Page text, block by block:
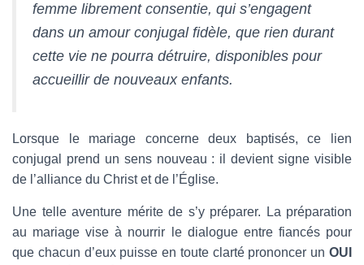
femme librement consentie, qui s’engagent
dans un amour conjugal fidèle, que rien durant
cette vie ne pourra détruire, disponibles pour
accueillir de nouveaux enfants.
Lorsque le mariage concerne deux baptisés, ce lien
conjugal prend un sens nouveau : il devient signe visible
de l’alliance du Christ et de l’Église.
Une telle aventure mérite de s’y préparer. La préparation
au mariage vise à nourrir le dialogue entre fiancés pour
que chacun d’eux puisse en toute clarté prononcer un OUI